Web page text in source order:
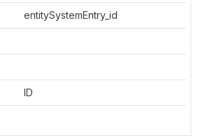
entitySystemEntry_id
ID